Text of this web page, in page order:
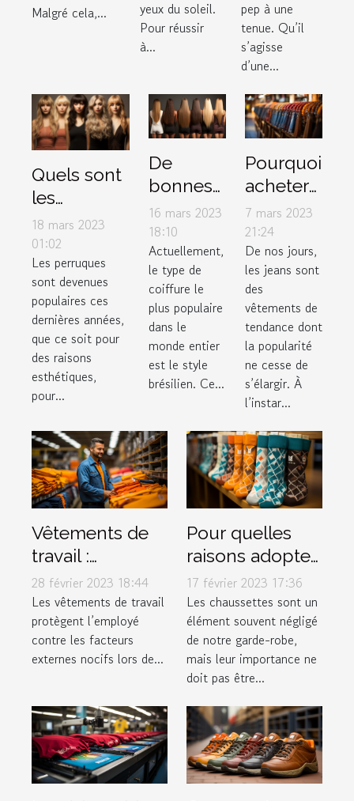
Malgré cela,...
yeux du soleil.
Pour réussir
à...
pep à une
tenue. Qu’il
s’agisse
d’une...
Quels sont
les
accessoires
à mettre
sous une
perruque ?
18 mars 2023
01:02
Les perruques
sont devenues
populaires ces
dernières années,
que ce soit pour
des raisons
esthétiques,
pour...
De
bonnes
raisons
d’utiliser
le lissage
brésilien
16 mars 2023
18:10
Actuellement,
le type de
coiffure le
plus populaire
dans le
monde entier
est le style
brésilien. Ce...
Pourquoi
acheter
des
jeans
femme
auprès
d’un
grossiste
en
ligne ?
7 mars 2023
21:24
De nos jours,
les jeans sont
des
vêtements de
tendance dont
la popularité
ne cesse de
s’élargir. À
l’instar...
Vêtements de
travail :
pourquoi est-ce
si important ?
28 février 2023 18:44
Les vêtements de travail
protègent l’employé
contre les facteurs
externes nocifs lors de...
Pour quelles
raisons adopter
les Chaussettes
Marchill Socks ?
17 février 2023 17:36
Les chaussettes sont un
élément souvent négligé
de notre garde-robe,
mais leur importance ne
doit pas être...